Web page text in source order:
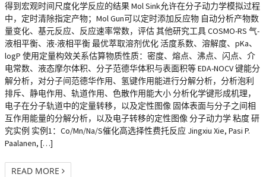
得到宏观时间尺度化学反应的结果 Mol Sink允许在分子动力学模拟过程
中，定时清除指定产物；Mol Gun可以定时添加反应物 自动分析产物数
量变化、基元反应、反应速率常数，评估 其他研究工具 COSMO-RS 气-
液相平衡、液-液相平衡 最优萃取溶剂优化 活度系数、溶解度、pKa、
logP 使用定量构效关系估算物质性质：密度、熔点、沸点、闪点、介
电常数、液态摩尔体积、分子范德华体积与表面积等 EDA-NOCV 键能分
解分析，对分子间范德华作用、氢键作用能进行分解分析，分析泡利
排斥、静电作用、轨道作用、色散作用能大小 分析化学键形成机理，
电子在分子轨道中的定量转移，以及定性图像 固体表面与分子之间相
互作用能量的分解分析，以及电子转移的定性图像 分子动力学 粘度 研
究实例 实例1：Co/Mn/Na/S催化高选择性费托反应 Jingxiu Xie, Pasi P.
Paalanen, […]
READ MORE